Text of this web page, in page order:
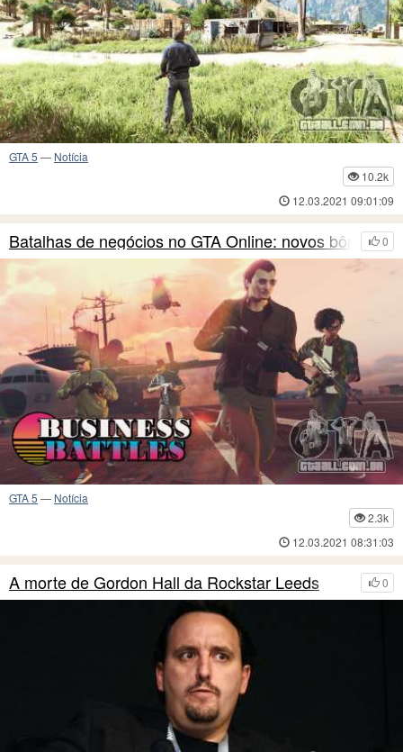
GTA 5 — Notícia
10.2k
12.03.2021 09:01:09
0
Batalhas de negócios no GTA Online: novos bônus
GTA 5 — Notícia
2.3k
12.03.2021 08:31:03
0
A morte de Gordon Hall da Rockstar Leeds